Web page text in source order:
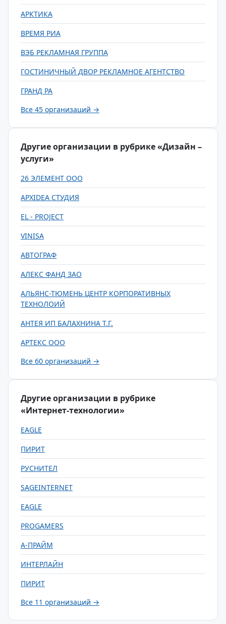
АРКТИКА
ВРЕМЯ РИА
ВЭБ РЕКЛАМНАЯ ГРУППА
ГОСТИНИЧНЫЙ ДВОР РЕКЛАМНОЕ АГЕНТСТВО
ГРАНД РА
Все 45 организаций →
Другие организации в рубрике «Дизайн –
услуги»
26 ЭЛЕМЕНТ ООО
APXIDEA СТУДИЯ
EL - PROJECT
VINISA
АВТОГРАФ
АЛЕКС ФАНД ЗАО
АЛЬЯНС-ТЮМЕНЬ ЦЕНТР КОРПОРАТИВНЫХ
ТЕХНОЛОИЙ
АНТЕЯ ИП БАЛАХНИНА Т.Г.
АРТЕКС ООО
Все 60 организаций →
Другие организации в рубрике
«Интернет-технологии»
EAGLE
ПИРИТ
РУСНИТЕЛ
SAGEINTERNET
EAGLE
PROGAMERS
А-ПРАЙМ
ИНТЕРЛАЙН
ПИРИТ
Все 11 организаций →